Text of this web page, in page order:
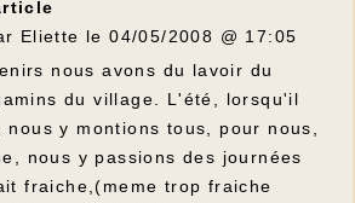
le 04/05/2008 @ 17:05
nous avons du lavoir du
du village. L'été, lorsqu'il
y montions tous, pour nous,
nous y passions des journées
fraiche,(meme trop fraiche